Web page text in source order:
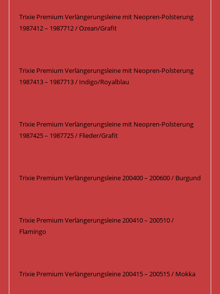
Trixie Premium Verlängerungsleine mit Neopren-Polsterung
1987412 – 1987712 / Ozean/Grafit
Trixie Premium Verlängerungsleine mit Neopren-Polsterung
1987413 – 1987713 / Indigo/Royalblau
Trixie Premium Verlängerungsleine mit Neopren-Polsterung
1987425 – 1987725 / Flieder/Grafit
Trixie Premium Verlängerungsleine 200400 – 200600 / Burgund
Trixie Premium Verlängerungsleine 200410 – 200510 /
Flamingo
Trixie Premium Verlängerungsleine 200415 – 200515 / Mokka